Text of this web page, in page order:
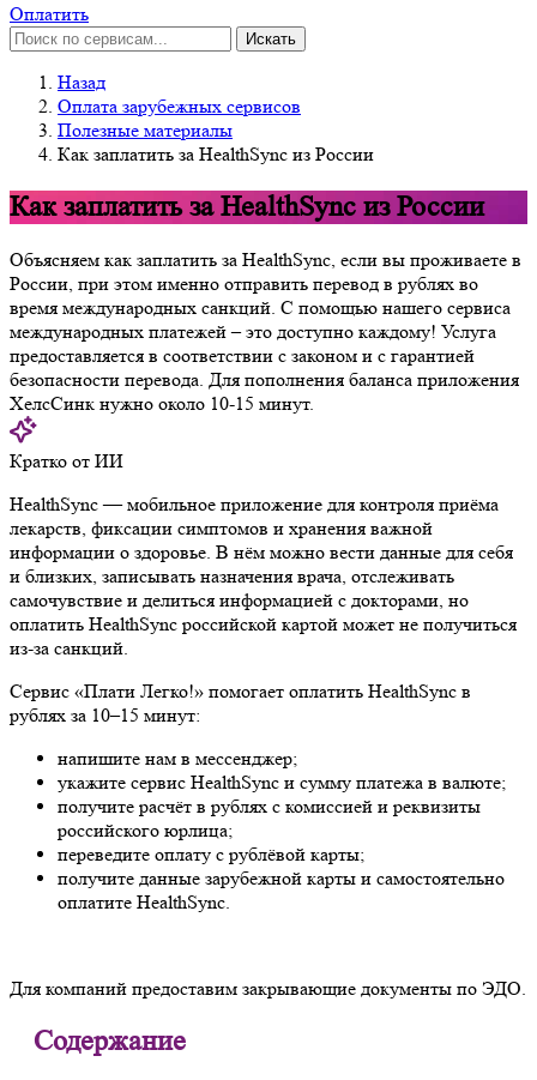
Оплатить
Искать
Назад
Оплата зарубежных сервисов
Полезные материалы
Как заплатить за HealthSync из России
Как заплатить за HealthSync из России
Объясняем как заплатить за HealthSync, если вы проживаете в
России, при этом именно отправить перевод в рублях во
время международных санкций. С помощью нашего сервиса
международных платежей – это доступно каждому! Услуга
предоставляется в соответствии с законом и с гарантией
безопасности перевода. Для пополнения баланса приложения
ХелсСинк нужно около 10-15 минут.
Кратко от ИИ
HealthSync — мобильное приложение для контроля приёма
лекарств, фиксации симптомов и хранения важной
информации о здоровье. В нём можно вести данные для себя
и близких, записывать назначения врача, отслеживать
самочувствие и делиться информацией с докторами, но
оплатить HealthSync российской картой может не получиться
из-за санкций.
Сервис «Плати Легко!» помогает оплатить HealthSync в
рублях за 10–15 минут:
напишите нам в мессенджер;
укажите сервис HealthSync и сумму платежа в валюте;
получите расчёт в рублях с комиссией и реквизиты
российского юрлица;
переведите оплату с рублёвой карты;
получите данные зарубежной карты и самостоятельно
оплатите HealthSync.
Для компаний предоставим закрывающие документы по ЭДО.
Содержание